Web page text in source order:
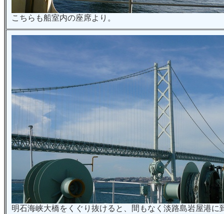
こちらも船室内の座席より。
明石海峡大橋をくぐり抜けると、間もなく淡路島岩屋港に